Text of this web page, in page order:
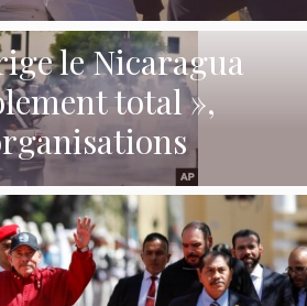
le Nicaragua
total »,